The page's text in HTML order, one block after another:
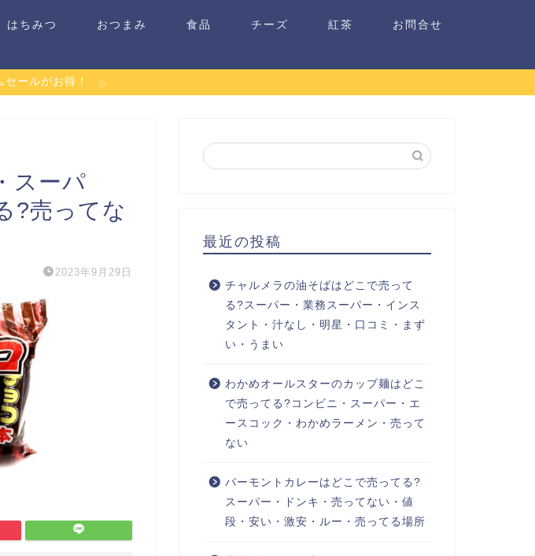
はちみつ おつまみ 食品 チーズ 紅茶 お問合せ
ールがお得！
スーパ
?売ってな
2023年9月29日
最近の投稿
チャルメラの油そばはどこで売って
る?スーパー・業務スーパー・インス
タント・汁なし・明星・口コミ・まず
い・うまい
わかめオールスターのカップ麺はどこ
で売ってる?コンビニ・スーパー・エ
ースコック・わかめラーメン・売って
ない
バーモントカレーはどこで売ってる?
スーパー・ドンキ・売ってない・値
段・安い・激安・ルー・売ってる場所